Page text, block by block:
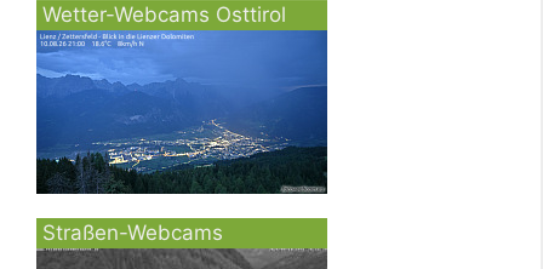
Wetter-Webcams Osttirol
Straßen-Webcams